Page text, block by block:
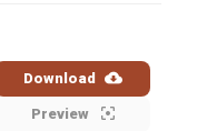
Download
Preview